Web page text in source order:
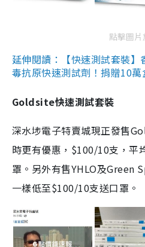
點擊圖片
延伸閱讀：【快速測試套裝
毒抗原快速測試劑！捐贈10
Goldsite快速測試套裝
深水埗電子特賣城現正發售
時更有優惠，$100/10支，平
罩。另外有售YHLO及Green
一樣低至$100/10支送口罩。